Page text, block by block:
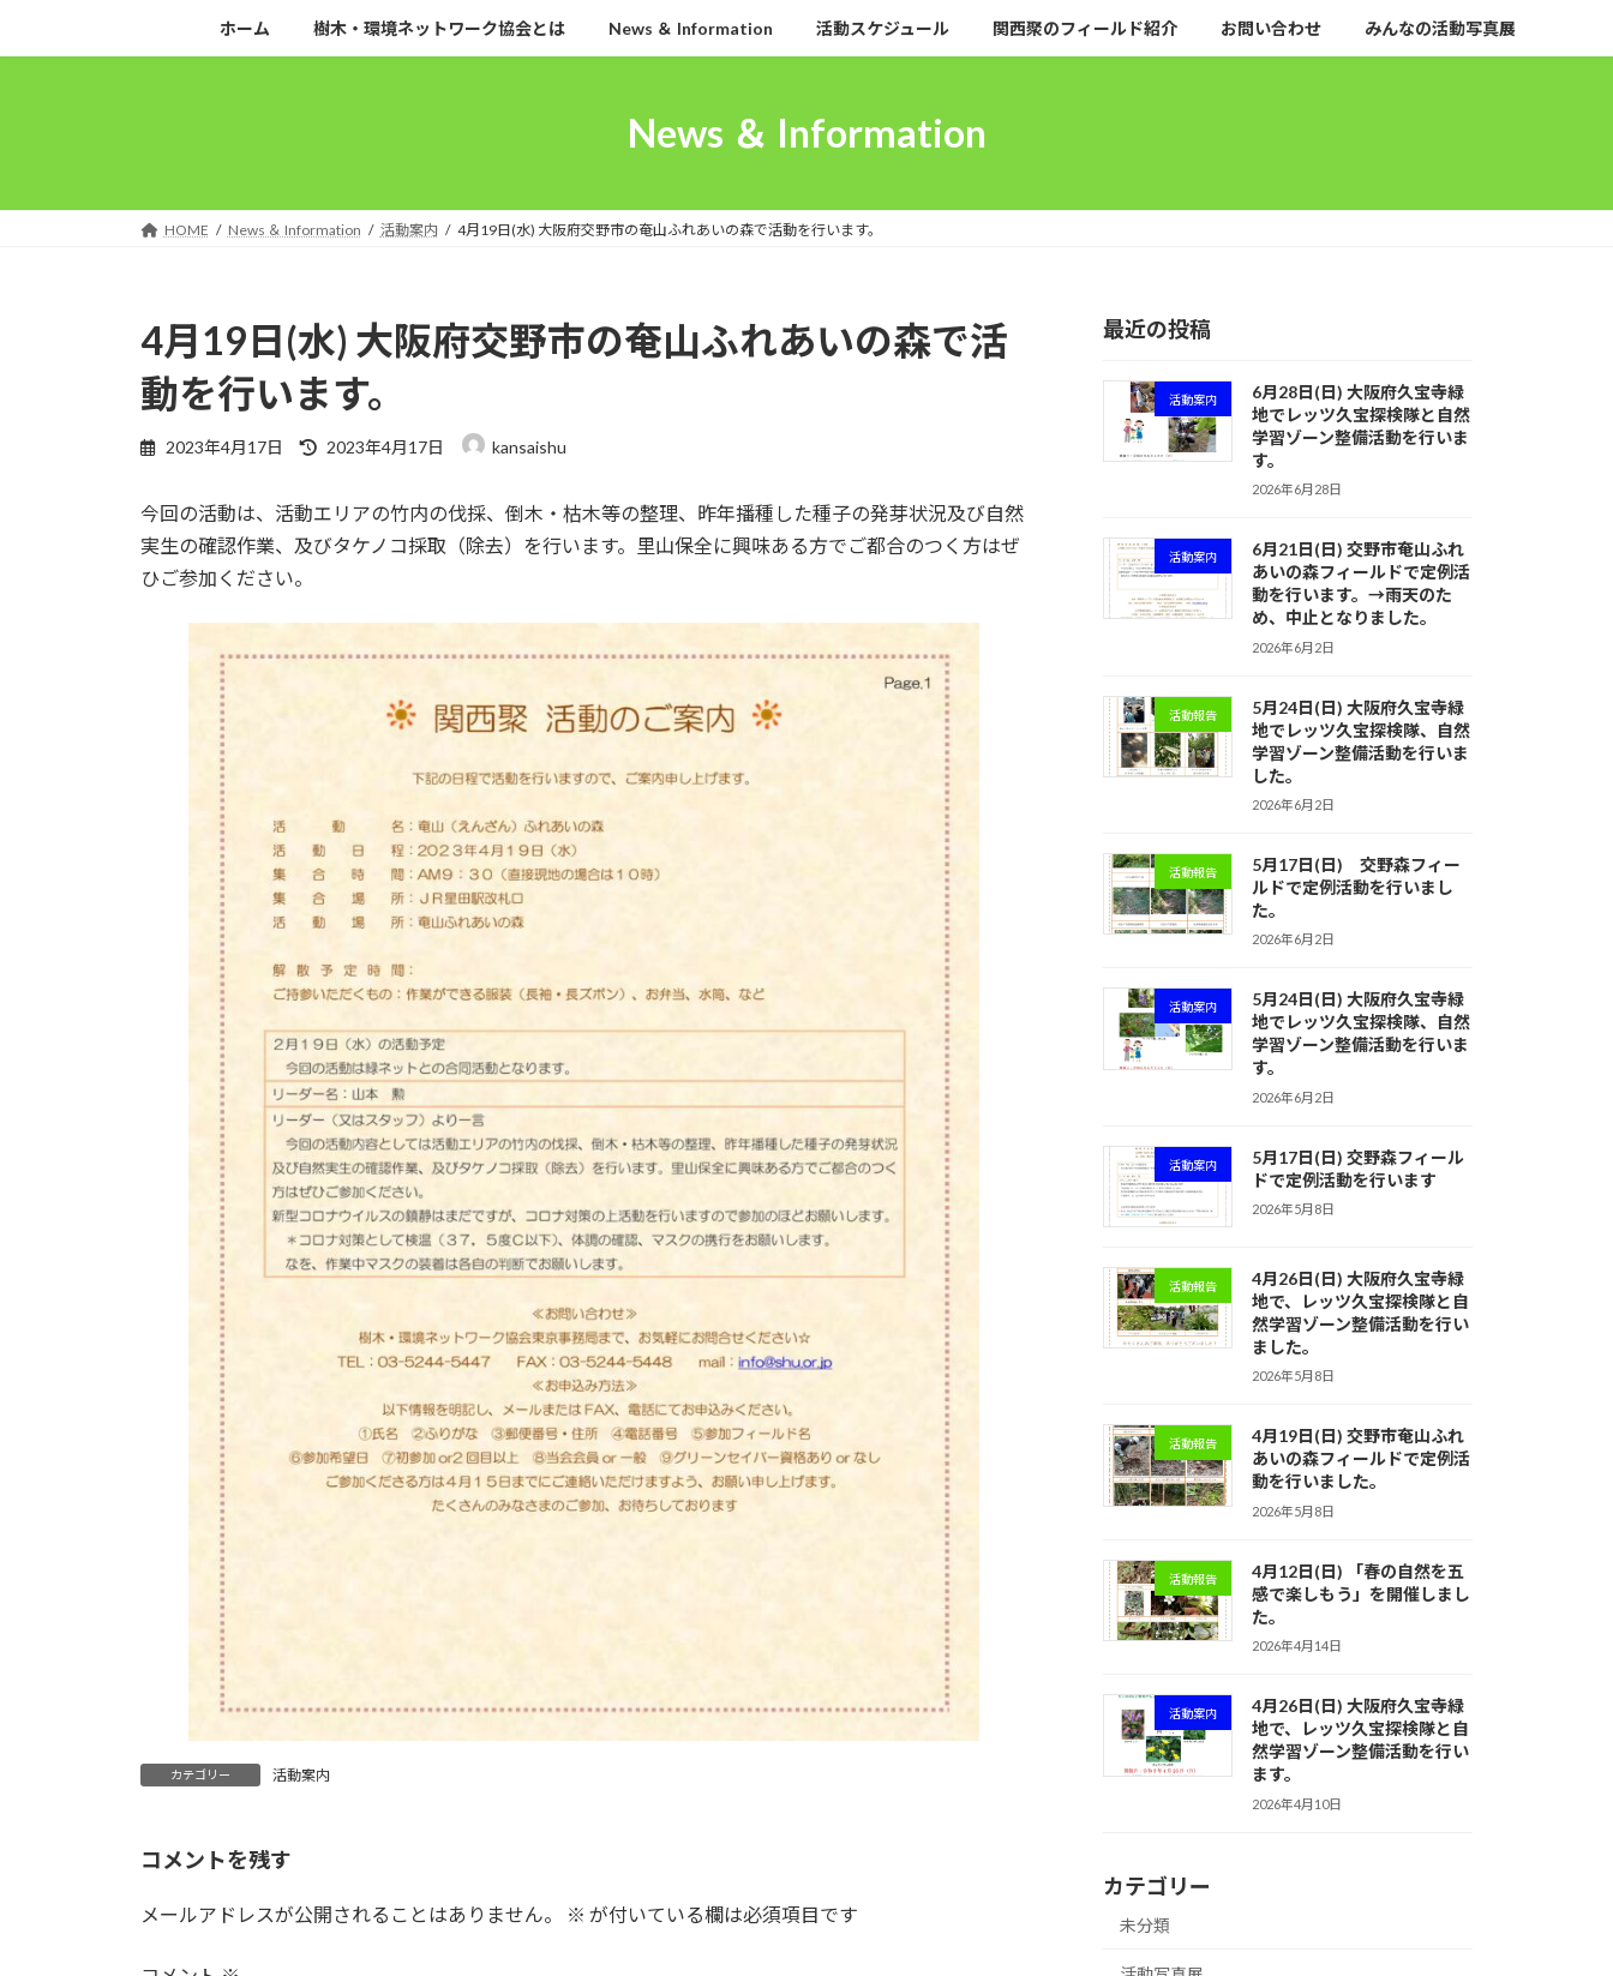
キ
に
ホーム 樹木・環境ネットワーク協会とは News ＆ Information 活動スケジュール 関西聚のフィールド紹介 お問い合わせ みんなの活動写真展
News ＆ Information
HOME News ＆ Information 活動案内 4月19日(水) 大阪府交野市の奄山ふれあいの森で活動を行います。
4月19日(水) 大阪府交野市の奄山ふれあいの森で活
動を行います。
2023年4月17日
最
新
日
時
2023年4月17日 kansaishu
今回の活動は、活動エリアの竹内の伐採、倒木・枯木等の整理、昨年播種した種子の発芽状況及び自然
実生の確認作業、及びタケノコ採取（除去）を行います。里山保全に興味ある方でご都合のつく方はぜ
ひご参加ください。
カテゴリー 活動案内
コメントを残す
メールアドレスが公開されることはありません。 ※ が付いている欄は必須項目です
最近の投稿
活動案内
6月28日(日) 大阪府久宝寺緑
地でレッツ久宝探検隊と自然
学習ゾーン整備活動を行いま
す。
2026年6月28日
活動案内
6月21日(日) 交野市奄山ふれ
あいの森フィールドで定例活
動を行います。→雨天のた
め、中止となりました。
2026年6月2日
活動報告
5月24日(日) 大阪府久宝寺緑
地でレッツ久宝探検隊、自然
学習ゾーン整備活動を行いま
した。
2026年6月2日
活動報告
5月17日(日) 交野森フィー
ルドで定例活動を行いまし
た。
2026年6月2日
活動案内
5月24日(日) 大阪府久宝寺緑
地でレッツ久宝探検隊、自然
学習ゾーン整備活動を行いま
す。
2026年6月2日
活動案内
5月17日(日) 交野森フィール
ドで定例活動を行います
2026年5月8日
活動報告
4月26日(日) 大阪府久宝寺緑
地で、レッツ久宝探検隊と自
然学習ゾーン整備活動を行い
ました。
2026年5月8日
活動報告
4月19日(日) 交野市奄山ふれ
あいの森フィールドで定例活
動を行いました。
2026年5月8日
活動報告
4月12日(日) 「春の自然を五
感で楽しもう」を開催しまし
た。
2026年4月14日
活動案内
4月26日(日) 大阪府久宝寺緑
地で、レッツ久宝探検隊と自
然学習ゾーン整備活動を行い
ます。
2026年4月10日
カテゴリー
未分類